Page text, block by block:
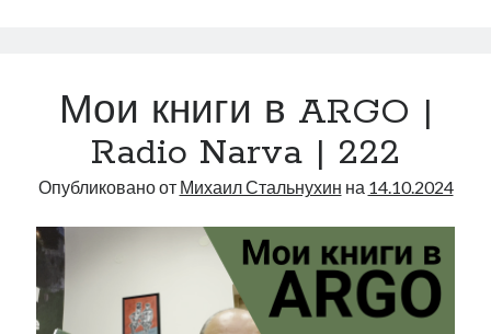
|
Narva
|
Мои книги в ARGO |
Radio Narva | 222
Опубликовано от Михаил Стальнухин на 14.10.2024